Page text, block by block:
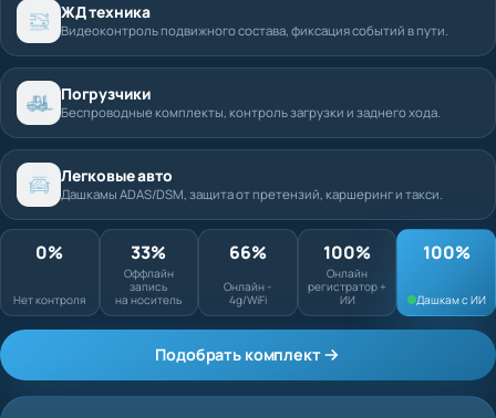
ЖД техника
Видеоконтроль подвижного состава, фиксация событий в пути.
Погрузчики
Беспроводные комплекты, контроль загрузки и заднего хода.
Легковые авто
Дашкамы ADAS/DSM, защита от претензий, каршеринг и такси.
0%
Оффлайн запись
на носитель
66%
Онлайн - 4g/WiFi
100%